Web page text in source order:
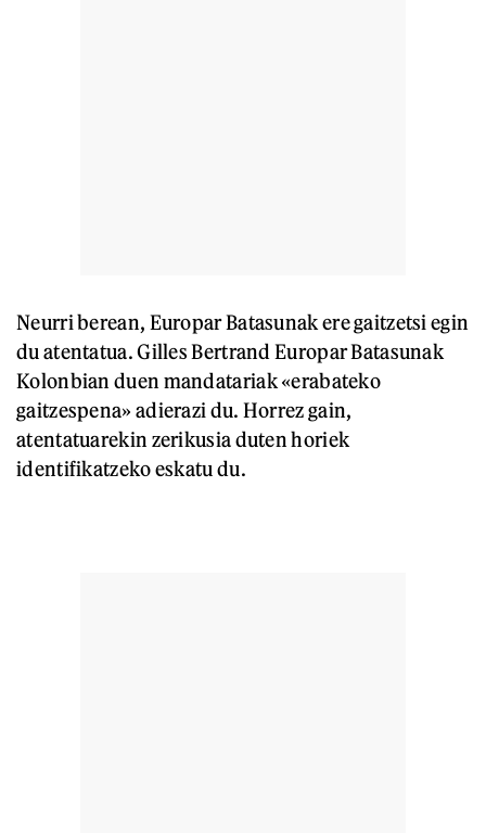
Neurri berean, Europar Batasunak ere gaitzetsi egin
du atentatua. Gilles Bertrand Europar Batasunak
Kolonbian duen mandatariak «erabateko
gaitzespena» adierazi du. Horrez gain,
atentatuarekin zerikusia duten horiek
identifikatzeko eskatu du.